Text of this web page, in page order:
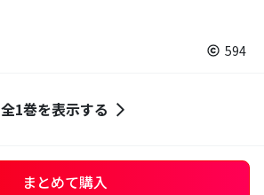
594
全1巻を表示する
まとめて購入